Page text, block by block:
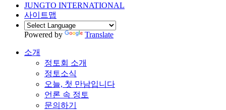
JUNGTO INTERNATIONAL
사이트맵
Powered by Translate
소개
정토회 소개
정토소식
오늘, 첫 만남입니다
언론 속 정토
문의하기